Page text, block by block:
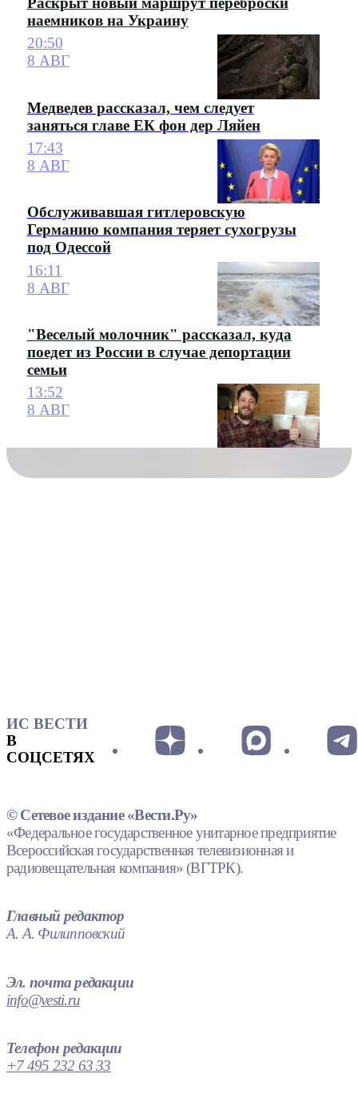
наемников на Украину
20:50
8 АВГ
Медведев рассказал, чем следует
заняться главе ЕК фон дер Ляйен
17:43
8 АВГ
Обслуживавшая гитлеровскую
Германию компания теряет сухогрузы
под Одессой
16:11
8 АВГ
"Веселый молочник" рассказал, куда
поедет из России в случае депортации
семьи
13:52
8 АВГ
ИС ВЕСТИ
В
СОЦСЕТЯХ
© Сетевое издание «Вести.Ру»
«Федеральное государственное унитарное предприятие
Всероссийская государственная телевизионная и
радиовещательная компания» (ВГТРК).
Главный редактор
А. А. Филипповский
Эл. почта редакции
info@vesti.ru
Телефон редакции
+7 495 232 63 33